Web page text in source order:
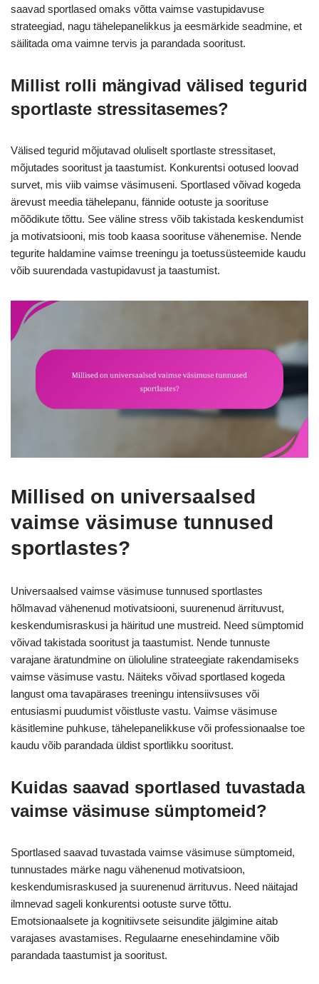
saavad sportlased omaks võtta vaimse vastupidavuse
strateegiad, nagu tähelepanelikkus ja eesmärkide seadmine, et
säilitada oma vaimne tervis ja parandada sooritust.
Millist rolli mängivad välised tegurid
sportlaste stressitasemes?
Välised tegurid mõjutavad oluliselt sportlaste stressitaset,
mõjutades sooritust ja taastumist. Konkurentsi ootused loovad
survet, mis viib vaimse väsimuseni. Sportlased võivad kogeda
ärevust meedia tähelepanu, fännide ootuste ja soorituse
mõõdikute tõttu. See väline stress võib takistada keskendumist
ja motivatsiooni, mis toob kaasa soorituse vähenemise. Nende
tegurite haldamine vaimse treeningu ja toetussüsteemide kaudu
võib suurendada vastupidavust ja taastumist.
Millised on universaalsed
vaimse väsimuse tunnused
sportlastes?
Universaalsed vaimse väsimuse tunnused sportlastes
hõlmavad vähenenud motivatsiooni, suurenenud ärrituvust,
keskendumisraskusi ja häiritud une mustreid. Need sümptomid
võivad takistada sooritust ja taastumist. Nende tunnuste
varajane äratundmine on ülioluline strateegiate rakendamiseks
vaimse väsimuse vastu. Näiteks võivad sportlased kogeda
langust oma tavapärases treeningu intensiivsuses või
entusiasmi puudumist võistluste vastu. Vaimse väsimuse
käsitlemine puhkuse, tähelepanelikkuse või professionaalse toe
kaudu võib parandada üldist sportlikku sooritust.
Kuidas saavad sportlased tuvastada
vaimse väsimuse sümptomeid?
Sportlased saavad tuvastada vaimse väsimuse sümptomeid,
tunnustades märke nagu vähenenud motivatsioon,
keskendumisraskused ja suurenenud ärrituvus. Need näitajad
ilmnevad sageli konkurentsi ootuste surve tõttu.
Emotsionaalsete ja kognitiivsete seisundite jälgimine aitab
varajases avastamises. Regulaarne enesehindamine võib
parandada taastumist ja sooritust.